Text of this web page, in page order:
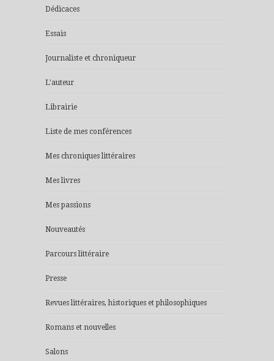
Dédicaces
Essais
Journaliste et chroniqueur
L'auteur
Librairie
Liste de mes conférences
Mes chroniques littéraires
Mes livres
Mes passions
Nouveautés
Parcours littéraire
Presse
Revues littéraires, historiques et philosophiques
Romans et nouvelles
Salons